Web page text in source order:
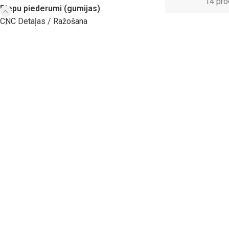
Riepu piederumi (gumijas)
CNC Detaļas / Ražošana